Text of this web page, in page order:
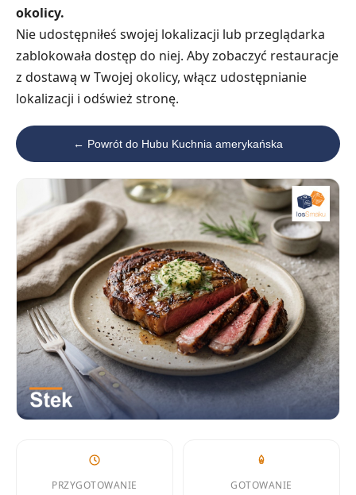
okolicy.
Nie udostępniłeś swojej lokalizacji lub przeglądarka
zablokowała dostęp do niej. Aby zobaczyć restauracje
z dostawą w Twojej okolicy, włącz udostępnianie
lokalizacji i odśwież stronę.
← Powrót do Hubu Kuchnia amerykańska
PRZYGOTOWANIE GOTOWANIE